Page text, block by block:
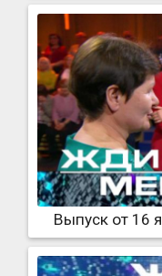
Выпуск от 16